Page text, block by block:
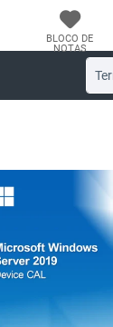
BLOCO DE
NOTAS